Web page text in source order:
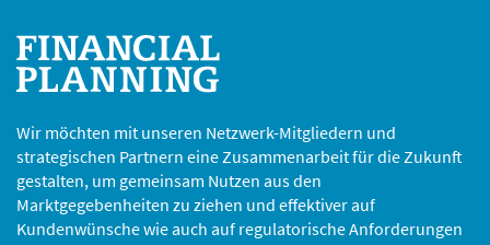
Wir möchten mit unseren Netzwerk-Mitgliedern und
strategischen Partnern eine Zusammenarbeit für die Zukunft
gestalten, um gemeinsam Nutzen aus den
Marktgegebenheiten zu ziehen und effektiver auf
Kundenwünsche wie auch auf regulatorische Anforderungen